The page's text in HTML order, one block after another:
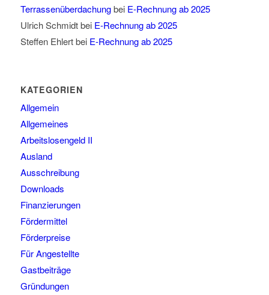
Terrassenüberdachungbei E-Rechnung ab 2025
Ulrich Schmidtbei E-Rechnung ab 2025
Steffen Ehlertbei E-Rechnung ab 2025
KATEGORIEN
Allgemein
Allgemeines
Arbeitslosengeld II
Ausland
Ausschreibung
Downloads
Finanzierungen
Fördermittel
Förderpreise
Für Angestellte
Gastbeiträge
Gründungen